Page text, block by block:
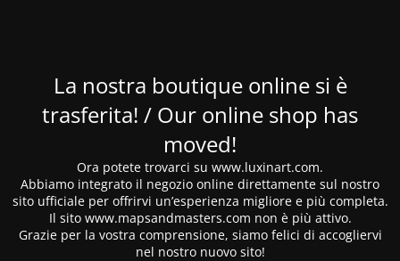
La nostra boutique online si è
trasferita! / Our online shop has
moved!
Ora potete trovarci su www.luxinart.com.
Abbiamo integrato il negozio online direttamente sul nostro
sito ufficiale per offrirvi un’esperienza migliore e più completa.
Il sito www.mapsandmasters.com non è più attivo.
Grazie per la vostra comprensione, siamo felici di accogliervi
nel nostro nuovo sito!